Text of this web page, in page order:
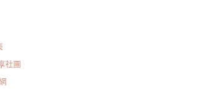
bishdream
bishdream/
BISHDREAM/
社團